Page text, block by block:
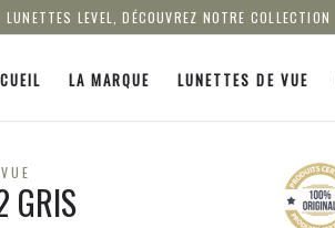
LUNETTES LEVEL, DÉCOUVREZ NOTRE COLLECTION
LA MARQUE LUNETTES DE VUE
GRIS